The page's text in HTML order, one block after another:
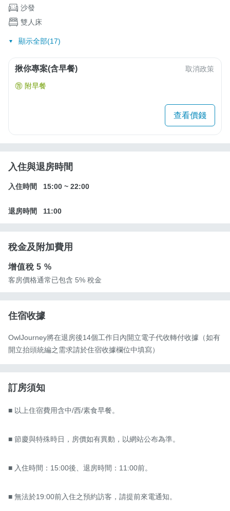
沙發
雙人床
顯示全部(17)
揪你專案(含早餐) 取消政策
附早餐
查看價錢
入住與退房時間
入住時間 15:00 ~ 22:00
退房時間 11:00
稅金及附加費用
增值稅5 %
客房價格通常已包含 5% 稅金
住宿收據
OwlJourney將在退房後14個工作日內開立電子代收轉付收據（如有
開立抬頭統編之需求請於住宿收據欄位中填寫）
訂房須知
■ 以上住宿費用含中/西/素食早餐。
■ 節慶與特殊時日，房價如有異動，以網站公布為準。
■ 入住時間：15:00後、退房時間：11:00前。
■ 無法於19:00前入住之預約訪客，請提前來電通知。